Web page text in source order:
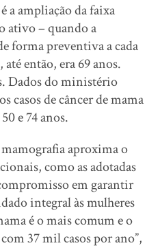
a ampliação da faixa
ativo – quando a
forma preventiva a cada
então, era 69 anos.
Dados do ministério
casos de câncer de mama
e 74 anos.
mamografia aproxima o
como as adotadas
em garantir
integral às mulheres
é o mais comum e o
37 mil casos por ano”,